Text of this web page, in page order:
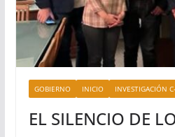
GOBIERNO INICIO INVESTIGACIÓN
EL SILENCIO DE